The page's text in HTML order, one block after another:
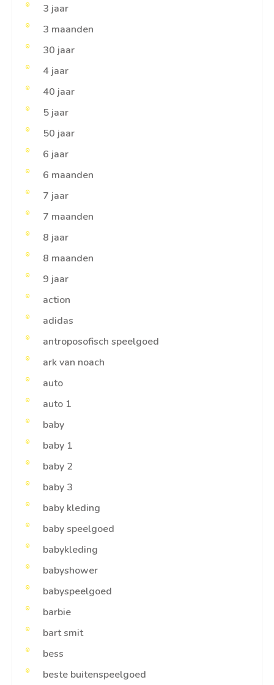
3 jaar
3 maanden
30 jaar
4 jaar
40 jaar
5 jaar
50 jaar
6 jaar
6 maanden
7 jaar
7 maanden
8 jaar
8 maanden
9 jaar
action
adidas
antroposofisch speelgoed
ark van noach
auto
auto 1
baby
baby 1
baby 2
baby 3
baby kleding
baby speelgoed
babykleding
babyshower
babyspeelgoed
barbie
bart smit
bess
beste buitenspeelgoed